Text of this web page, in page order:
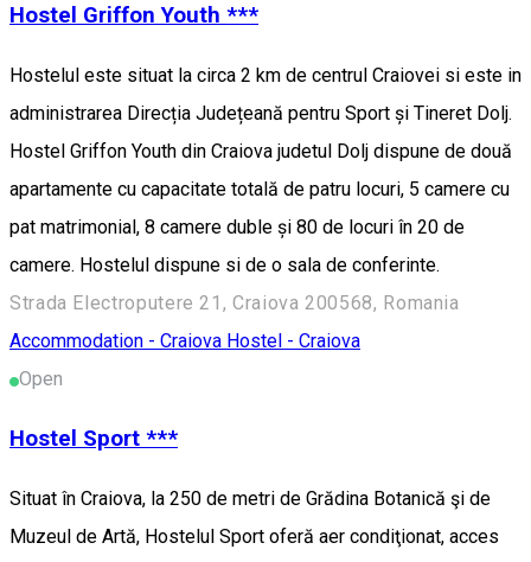
Hostel Griffon Youth ***
Hostelul este situat la circa 2 km de centrul Craiovei si este in
administrarea Direcția Județeană pentru Sport și Tineret Dolj.
Hostel Griffon Youth din Craiova judetul Dolj dispune de două
apartamente cu capacitate totală de patru locuri, 5 camere cu
pat matrimonial, 8 camere duble și 80 de locuri în 20 de
camere. Hostelul dispune si de o sala de conferinte.
Strada Electroputere 21, Craiova 200568, Romania
Accommodation - Craiova Hostel - Craiova
Open
Hostel Sport ***
Situat în Craiova, la 250 de metri de Grădina Botanică şi de
Muzeul de Artă, Hostelul Sport oferă aer condiţionat, acces